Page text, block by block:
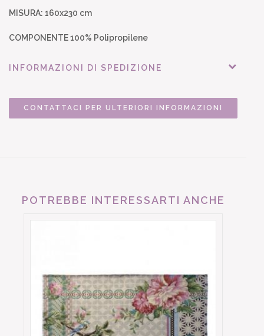
MISURA: 160x230 cm
COMPONENTE 100% Polipropilene
INFORMAZIONI DI SPEDIZIONE
CONTATTACI PER ULTERIORI INFORMAZIONI
POTREBBE INTERESSARTI ANCHE